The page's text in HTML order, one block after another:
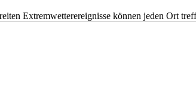
Extremwetterereignisse können jeden Ort